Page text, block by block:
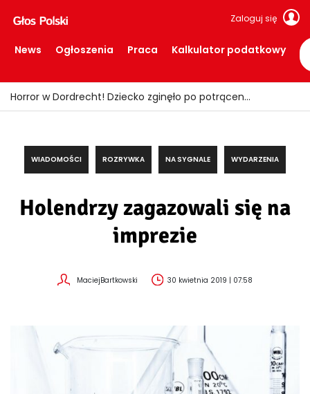
Zaloguj się
News Ogłoszenia Praca Kalkulator podatkowy
Fałszywi policjanci okradali seniorów! Wpadli z łupem i podrobionymi mundurami
WIADOMOŚCI ROZRYWKA NA SYGNALE WYDARZENIA
Holendrzy zagazowali się na
imprezie
MaciejBartkowski 30 kwietnia 2019 | 07:58